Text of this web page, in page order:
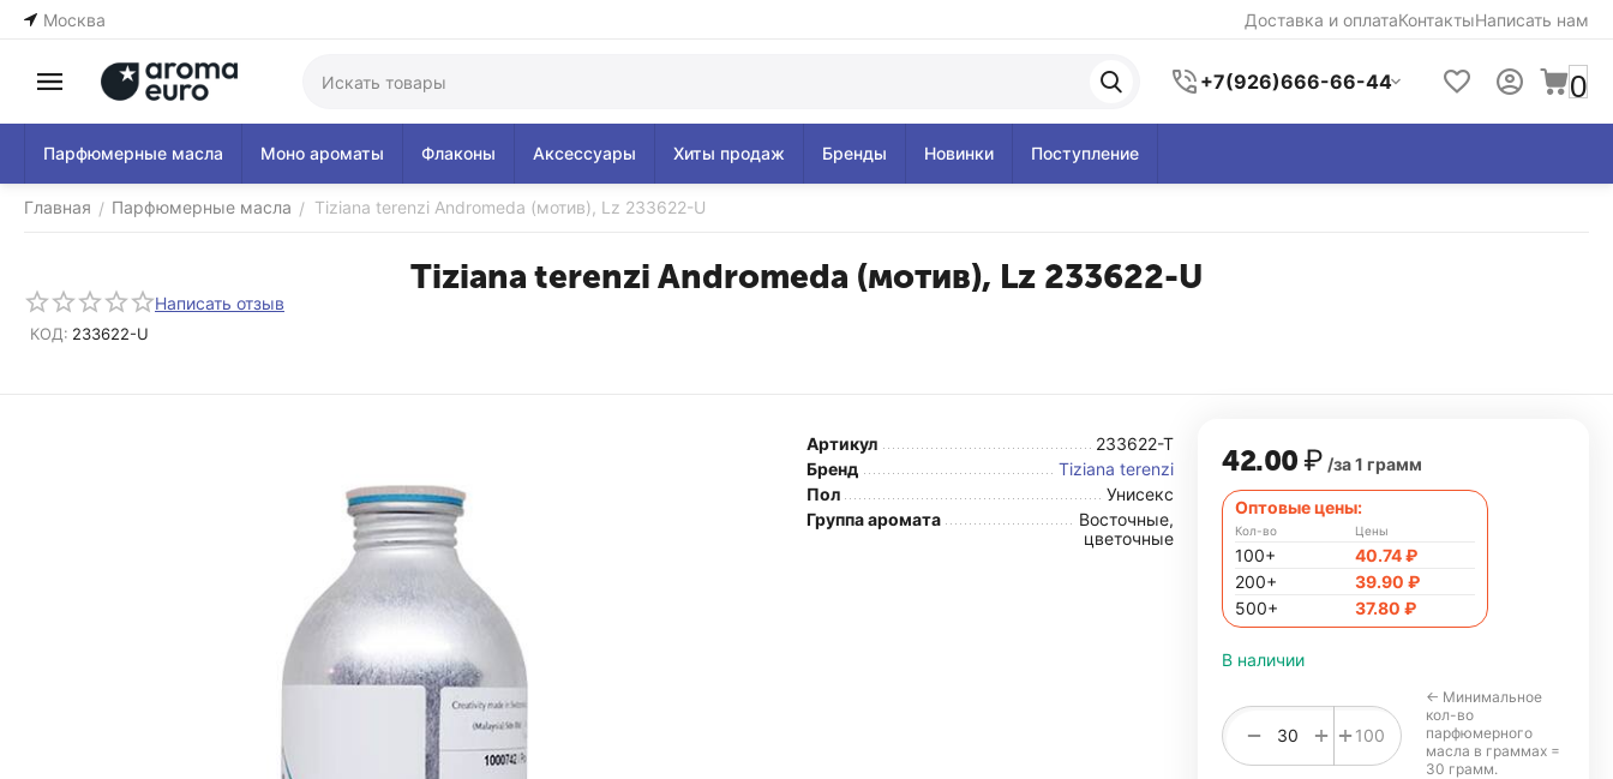
Москва Доставка и оплатаКонтактыНаписать нам
+7(926)666-66-44 0
Парфюмерные масла Моно ароматы Флаконы Аксессуары Хиты продаж Бренды Новинки Поступление
Главная / Парфюмерные масла / Tiziana terenzi Andromeda (мотив), Lz 233622-U
Tiziana terenzi Andromeda (мотив), Lz 233622-U
Написать отзыв
КОД: 233622-U
Артикул
233622-T
Бренд
Tiziana terenzi
Пол
Унисекс
Группа аромата
Восточные,
цветочные
42.00₽ /за 1 грамм
Оптовые цены:
Кол-во
100+
200+
500+
Цены
40.74₽
39.90 ₽
37.80 ₽
В наличии
+ 100
+
−
← Минимальное
кол-во
парфюмерного
масла в граммах =
30 грамм.